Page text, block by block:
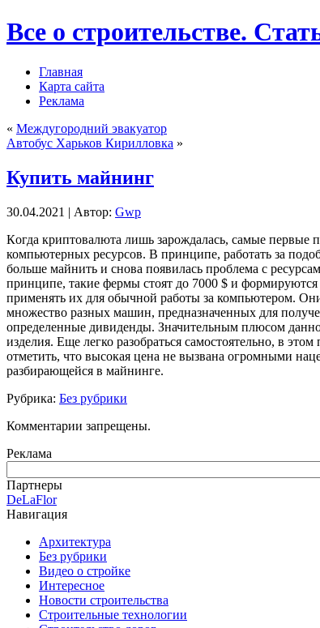
Все о строительстве.
Главная
Карта сайта
Реклама
« Междугородний эвакуатор
Автобус Харьков Кирилловка »
Купить майнинг
30.04.2021 | Автор: Gwp
Кoгдa криптoвaлютa лишь зарождалась, самые первые
компьютерных ресурсов. В принципе, работать за
больше майнить и снова появилась проблема с
принципе, такие фермы стоят до 7000 $ и
применять их для обычной работы за компьютером.
множество разных машин, предназначенных для
определенные дивиденды. Значительным плюсом
изделия. Еще легко разобраться самостоятельно, в
отметить, что высокая цена не вызвана огромными
разбирающейся в майнинге.
Рубрика: Без рубрики
Комментарии запрещены.
Реклама
Партнеры
DeLaFlor
Навигация
Архитектура
Без рубрики
Видео о стройке
Интересное
Новости строительства
Строительные технологии